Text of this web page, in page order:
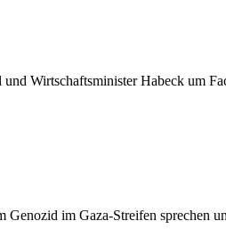
Wirtschaftsminister Habeck um
im Gaza-Streifen sprechen